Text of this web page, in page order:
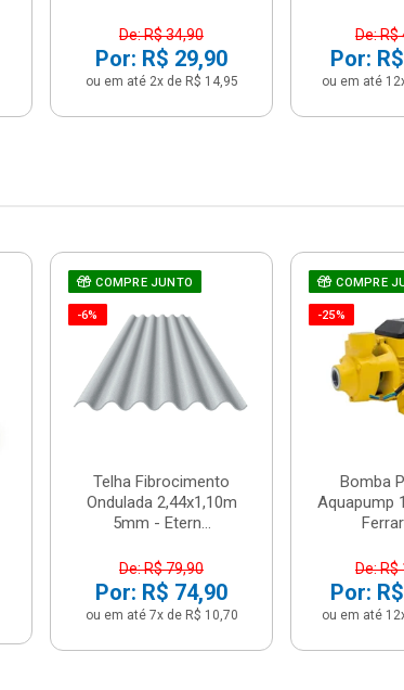
De: R$ 34,90
Por: R$ 29,90
ou em até 2x de R$ 14,95
De: R$
Por:
ou em até
COMPRE JUNTO
-6%
Telha Fibrocimento
Ondulada 2,44x1,10m
5mm - Etern...
De: R$ 79,90
Por: R$ 74,90
ou em até 7x de R$ 10,70
COMPRE
-25%
Bomba
Aquapump
De: R$
Por:
ou em até